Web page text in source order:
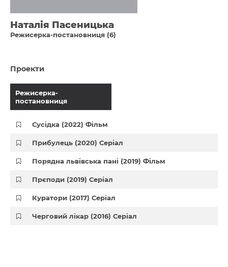
Наталія Пасеницька
Режисерка-постановниця (6)
Проекти
Режисерка-
постановниця
Сусідка (2022) Фільм
Прибулець (2020) Серіал
Порядна львівська пані (2019) Фільм
Прєподи (2019) Серіал
Куратори (2017) Серіал
Черговий лікар (2016) Серіал